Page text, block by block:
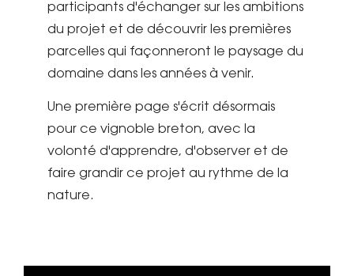
participants d'échanger sur les ambitions
du projet et de découvrir les premières
parcelles qui façonneront le paysage du
domaine dans les années à venir.
Une première page s'écrit désormais
pour ce vignoble breton, avec la
volonté d'apprendre, d'observer et de
faire grandir ce projet au rythme de la
nature.